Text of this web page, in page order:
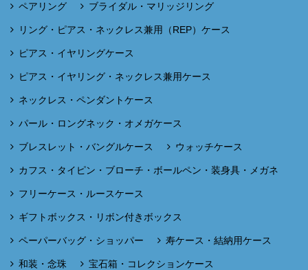
ペアリング ブライダル・マリッジリング
リング・ピアス・ネックレス兼用（REP）ケース
ピアス・イヤリングケース
ピアス・イヤリング・ネックレス兼用ケース
ネックレス・ペンダントケース
パール・ロングネック・オメガケース
ブレスレット・バングルケース ウォッチケース
カフス・タイピン・ブローチ・ボールペン・装身具・メガネ
フリーケース・ルースケース
ギフトボックス・リボン付きボックス
ペーパーバッグ・ショッパー 寿ケース・結納用ケース
和装・念珠 宝石箱・コレクションケース